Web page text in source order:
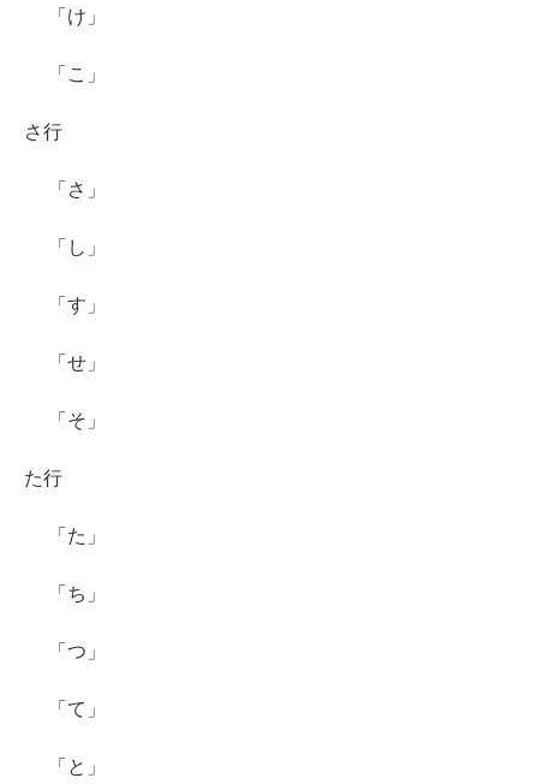
「け」
「こ」
さ行
「さ」
「し」
「す」
「せ」
「そ」
た行
「た」
「ち」
「つ」
「て」
「と」